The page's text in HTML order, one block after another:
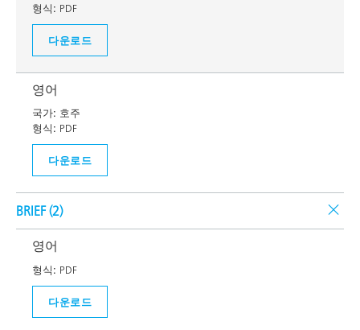
형식: PDF
다운로드
영어
국가: 호주
형식: PDF
다운로드
BRIEF (2)
영어
형식: PDF
다운로드